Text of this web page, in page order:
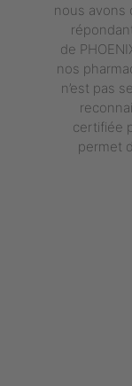
nous avons
de
nos
n’est pas
certifiée
permet